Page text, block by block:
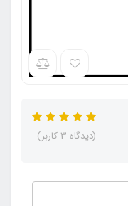
(دیدگاه 3 کاربر)